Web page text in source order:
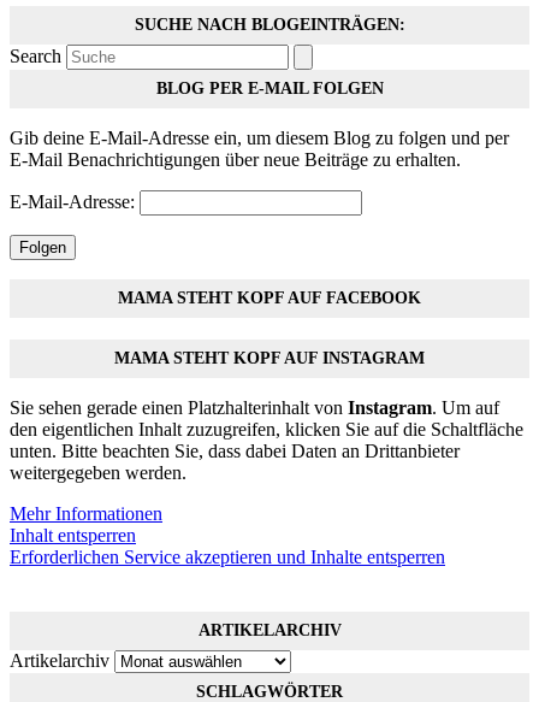
SUCHE NACH BLOGEINTRÄGEN:
Search
BLOG PER E-MAIL FOLGEN
Gib deine E-Mail-Adresse ein, um diesem Blog zu folgen und per
E-Mail Benachrichtigungen über neue Beiträge zu erhalten.
E-Mail-Adresse:
Folgen
MAMA STEHT KOPF AUF FACEBOOK
MAMA STEHT KOPF AUF INSTAGRAM
Sie sehen gerade einen Platzhalterinhalt von Instagram. Um auf
den eigentlichen Inhalt zuzugreifen, klicken Sie auf die Schaltfläche
unten. Bitte beachten Sie, dass dabei Daten an Drittanbieter
weitergegeben werden.
Mehr Informationen
Inhalt entsperren
Erforderlichen Service akzeptieren und Inhalte entsperren
ARTIKELARCHIV
Artikelarchiv
SCHLAGWÖRTER